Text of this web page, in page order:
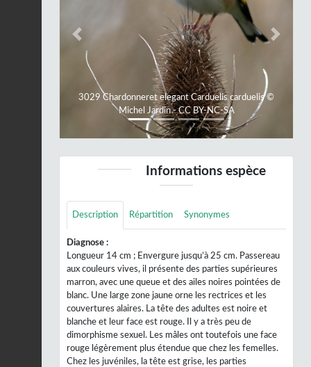
3029 Chardonneret elegant Carduelis carduelis ©
Michel Jardin - CC BY-NC-SA
Previous Next
Informations espèce
Description Répartition Synonymes
Diagnose :
Longueur 14 cm ; Envergure jusqu’à 25 cm. Passereau
aux couleurs vives, il présente des parties supérieures
marron, avec une queue et des ailes noires pointées de
blanc. Une large zone jaune orne les rectrices et les
couvertures alaires. La tête des adultes est noire et
blanche et leur face est rouge. Il y a très peu de
dimorphisme sexuel. Les mâles ont toutefois une face
rouge légèrement plus étendue que chez les femelles.
Chez les juvéniles, la tête est grise, les parties